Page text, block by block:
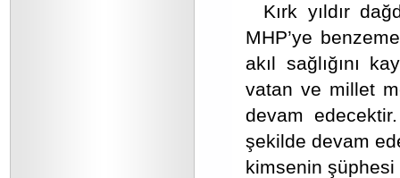
Kırk yıldır
MHP’ye
akıl sağlığını
vatan ve millet
devam
şekilde devam
kimsenin şüphesi